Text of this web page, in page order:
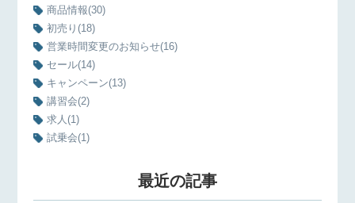
商品情報(30)
初売り(18)
営業時間変更のお知らせ(16)
セール(14)
キャンペーン(13)
講習会(2)
求人(1)
試乗会(1)
最近の記事